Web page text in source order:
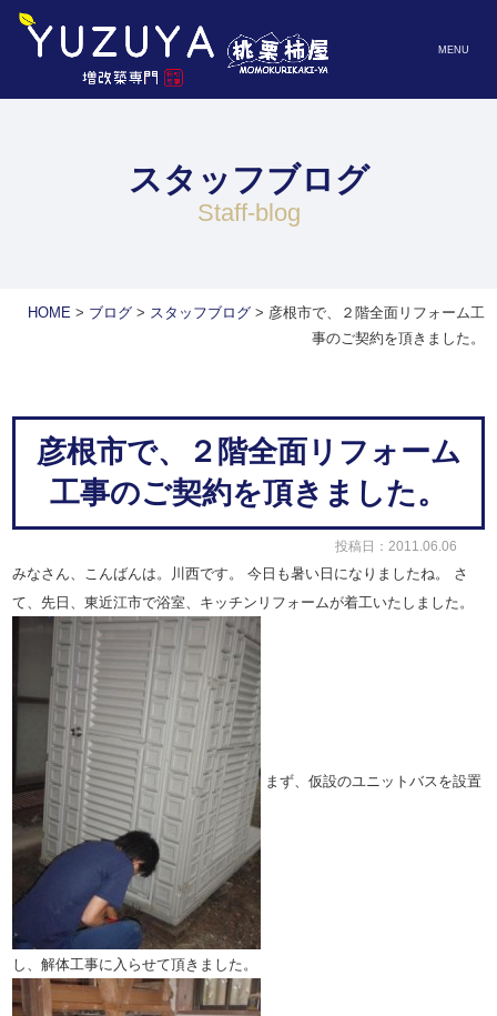
MENU
スタッフブログ
staff-blog
HOME> ブログ> スタッフブログ> 彦根市で、２階全面リフォーム工
事のご契約を頂きました。
彦根市で、２階全面リフォーム
工事のご契約を頂きました。
投稿日：2011.06.06
みなさん、こんばんは。川西です。 今日も暑い日になりましたね。
さ
て、先日、東近江市で浴室、キッチンリフォームが着工いたしました。
まず、仮設のユニットバスを設置
し、解体工事に入らせて頂きました。